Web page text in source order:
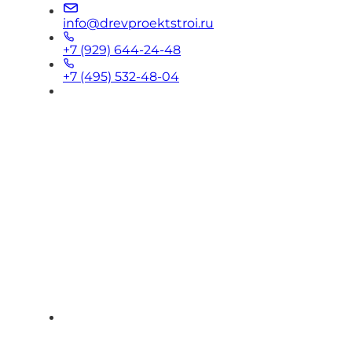
info@drevproektstroi.ru
+7 (929) 644-24-48
+7 (495) 532-48-04